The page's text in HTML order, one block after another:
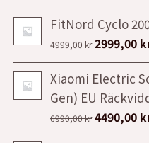
FitNord Cyclo
4999,00kr Det
priset
var:
4999,00
2999,00
Xiaomi Electric
Gen) EU
6990,00kr Det
4490,00